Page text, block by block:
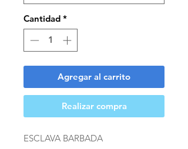
Cantidad *
Agregar al carrito
Realizar compra
ESCLAVA BARBADA